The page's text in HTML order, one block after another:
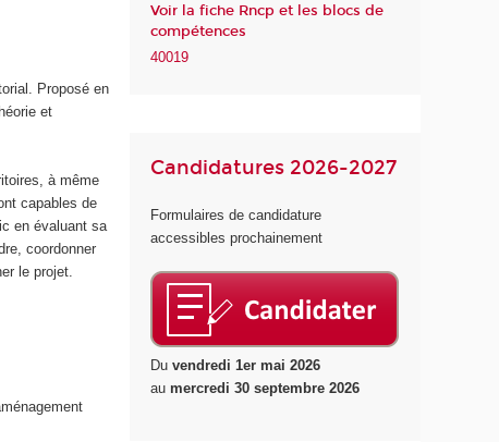
Proposé en
et
à même
capables de
en évaluant sa
coordonner
le projet.
Voir la fiche Rncp et les blocs de
compétences
40019
Candidatures 2026-2027
Formulaires de candidature
accessibles prochainement
Duvendredi 1er mai 2026
aumercredi 30 septembre 2026